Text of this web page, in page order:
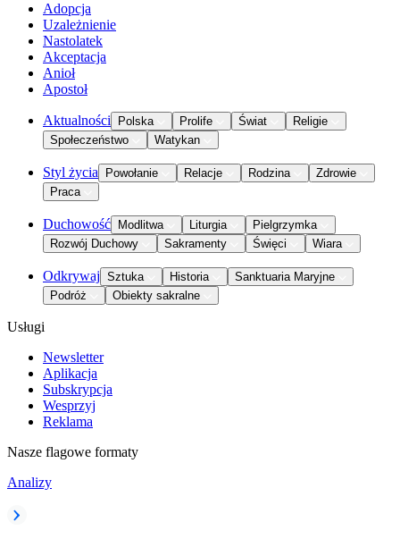
Adopcja
Uzależnienie
Nastolatek
Akceptacja
Anioł
Apostoł
Aktualności Polska Prolife Świat
Religie
Społeczeństwo
Watykan
Styl życia Powołanie Relacje Rodzina
Zdrowie
Praca
Duchowość Modlitwa Liturgia
Pielgrzymka
Rozwój Duchowy
Sakramenty Święci Wiara
Odkrywaj Sztuka Historia
Sanktuaria Maryjne
Podróż
Obiekty sakralne
Usługi
Newsletter
Aplikacja
Subskrypcja
Wesprzyj
Reklama
Nasze flagowe formaty
Analizy